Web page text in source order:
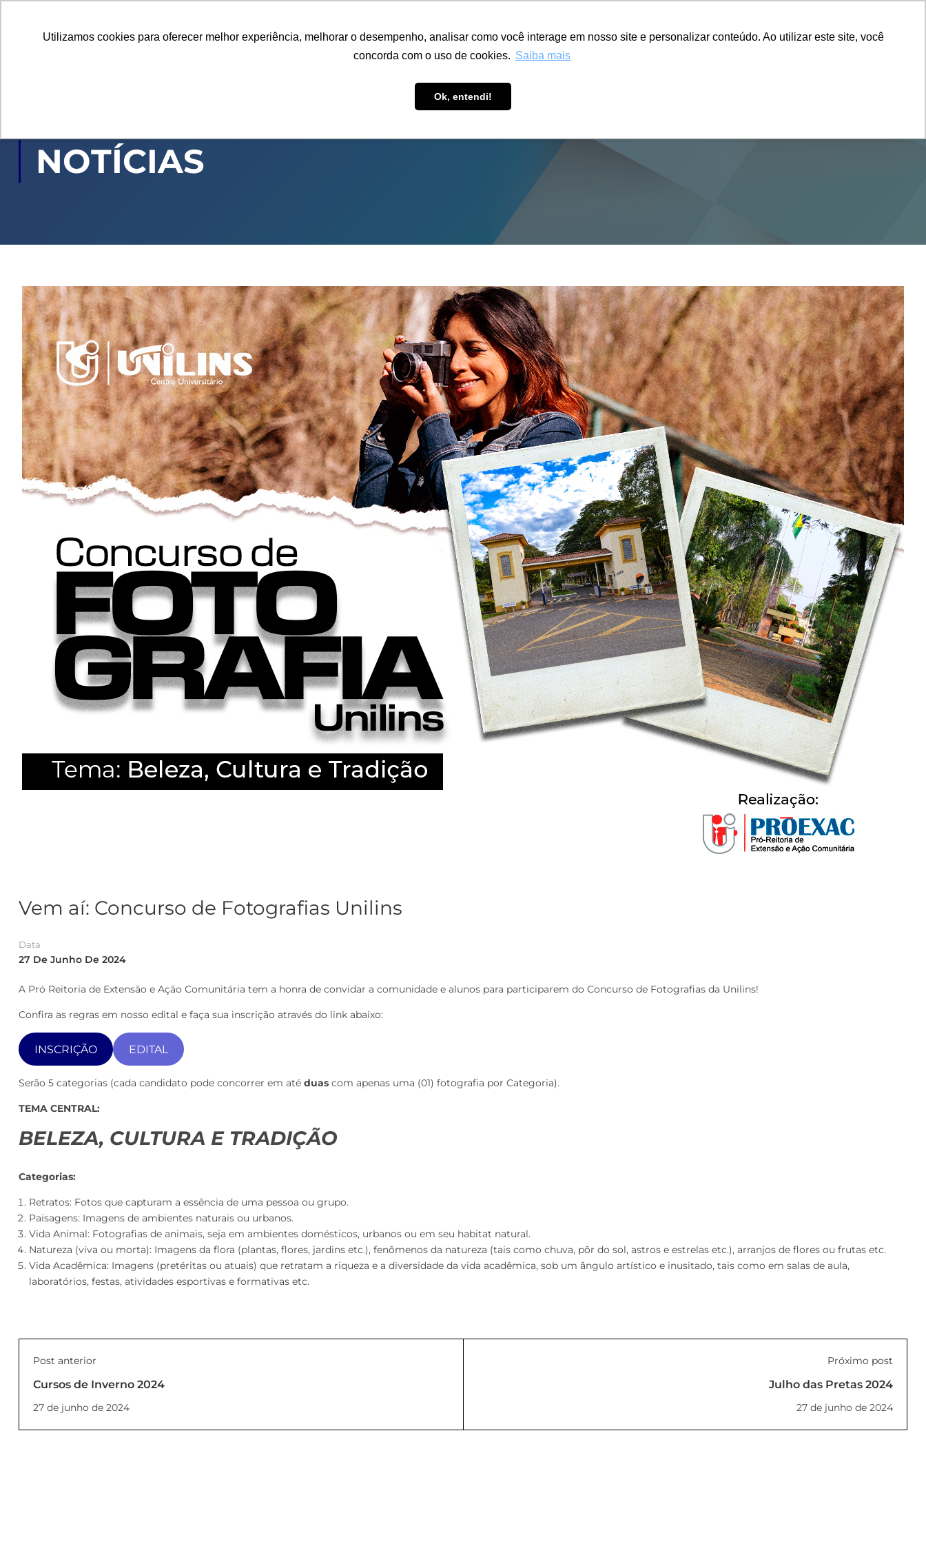
Utilizamos cookies para oferecer melhor experiência, melhorar o desempenho, analisar como você interage em nosso site e personalizar conteúdo. Ao utilizar este site, você
concorda com o uso de cookies. Saiba mais
Ok, entendi!
PÓS-GRADUAÇÃO CAPACITAÇÃO EXTENSÃO PESQUISA
NOTÍCIAS
Vem aí: Concurso de Fotografias Unilins
Data
27 De Junho De 2024
A Pró Reitoria de Extensão e Ação Comunitária tem a honra de convidar a comunidade e alunos para participarem do Concurso de Fotografias da Unilins!
Confira as regras em nosso edital e faça sua inscrição através do link abaixo:
INSCRIÇÃO EDITAL
Serão 5 categorias (cada candidato pode concorrer em até duas com apenas uma (01) fotografia por Categoria).
TEMA CENTRAL:
BELEZA, CULTURA E TRADIÇÃO
Categorias:
Retratos: Fotos que capturam a essência de uma pessoa ou grupo.
Paisagens: Imagens de ambientes naturais ou urbanos.
Vida Animal: Fotografias de animais, seja em ambientes domésticos, urbanos ou em seu habitat natural.
Natureza (viva ou morta): Imagens da flora (plantas, flores, jardins etc.), fenômenos da natureza (tais como chuva, pôr do sol, astros e estrelas etc.), arranjos de flores ou frutas etc.
Vida Acadêmica: Imagens (pretéritas ou atuais) que retratam a riqueza e a diversidade da vida acadêmica, sob um ângulo artístico e inusitado, tais como em salas de aula,
laboratórios, festas, atividades esportivas e formativas etc.
Post anterior
Cursos de Inverno 2024
27 de junho de 2024
Próximo post
Julho das Pretas 2024
27 de junho de 2024